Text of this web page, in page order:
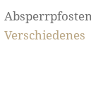
Verschiedenes